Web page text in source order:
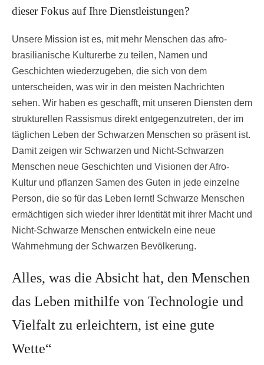
dieser Fokus auf Ihre Dienstleistungen?
Unsere Mission ist es, mit mehr Menschen das afro-
brasilianische Kulturerbe zu teilen, Namen und
Geschichten wiederzugeben, die sich von dem
unterscheiden, was wir in den meisten Nachrichten
sehen. Wir haben es geschafft, mit unseren Diensten dem
strukturellen Rassismus direkt entgegenzutreten, der im
täglichen Leben der Schwarzen Menschen so präsent ist.
Damit zeigen wir Schwarzen und Nicht-Schwarzen
Menschen neue Geschichten und Visionen der Afro-
Kultur und pflanzen Samen des Guten in jede einzelne
Person, die so für das Leben lernt! Schwarze Menschen
ermächtigen sich wieder ihrer Identität mit ihrer Macht und
Nicht-Schwarze Menschen entwickeln eine neue
Wahrnehmung der Schwarzen Bevölkerung.
Alles, was die Absicht hat, den Menschen
das Leben mithilfe von Technologie und
Vielfalt zu erleichtern, ist eine gute
Wette“